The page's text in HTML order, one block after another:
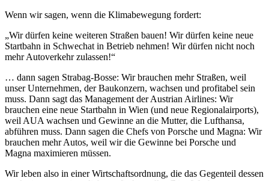
Wenn wir sagen, wenn die Klimabewegung fordert:
„Wir dürfen keine weiteren Straßen bauen! Wir dürfen keine neue
Startbahn in Schwechat in Betrieb nehmen! Wir dürfen nicht noch
mehr Autoverkehr zulassen!“
… dann sagen Strabag-Bosse: Wir brauchen mehr Straßen, weil
unser Unternehmen, der Baukonzern, wachsen und profitabel sein
muss. Dann sagt das Management der Austrian Airlines: Wir
brauchen eine neue Startbahn in Wien (und neue Regionalairports),
weil AUA wachsen und Gewinne an die Mutter, die Lufthansa,
abführen muss. Dann sagen die Chefs von Porsche und Magna: Wir
brauchen mehr Autos, weil wir die Gewinne bei Porsche und
Magna maximieren müssen.
Wir leben also in einer Wirtschaftsordnung, die das Gegenteil dessen